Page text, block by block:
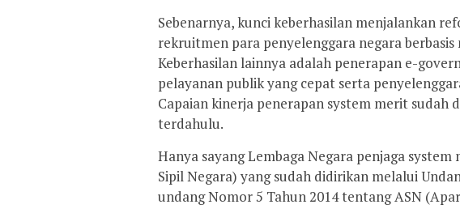
Sebenarnya, kunci keberhasilan menjalankan
rekruitmen para penyelenggara negara
Keberhasilan lainnya adalah penerapan e-
pelayanan publik yang cepat serta
Capaian kinerja penerapan system merit sudah
terdahulu.
Hanya sayang Lembaga Negara penjaga
Sipil Negara) yang sudah didirikan melalui
undang Nomor 5 Tahun 2014 tentang ASN